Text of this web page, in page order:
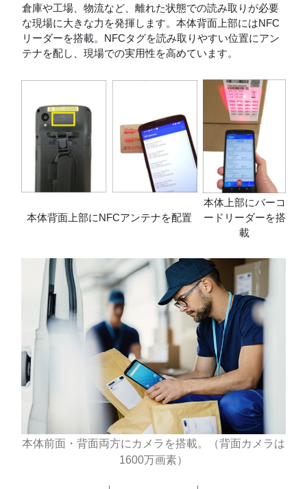
倉庫や工場、物流など、離れた状態での読み取りが必要
な現場に大きな力を発揮します。本体背面上部にはNFC
リーダーを搭載。NFCタグを読み取りやすい位置にアン
テナを配し、現場での実用性を高めています。
本体背面上部にNFCアンテナを配置
本体上部にバーコ
ードリーダーを搭
載
本体前面・背面両方にカメラを搭載。（背面カメラは
1600万画素）